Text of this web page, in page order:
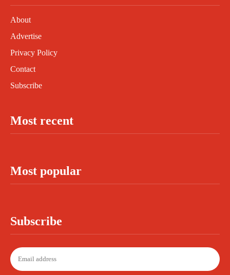
About
Advertise
Privacy Policy
Contact
Subscribe
Most recent
Most popular
Subscribe